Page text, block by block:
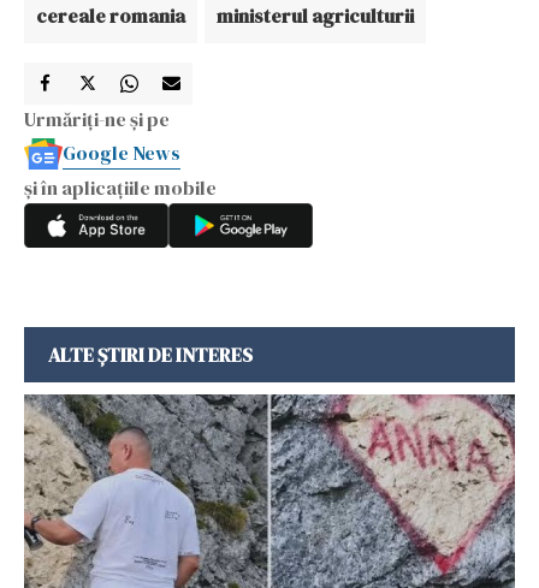
cereale romania ministerul agriculturii
Urmăriți-ne și pe
Google News
și în aplicațiile mobile
ALTE ȘTIRI DE INTERES